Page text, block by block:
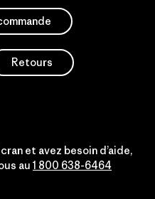
Retours
et avez besoin d’aide,
au 1 800 638-6464